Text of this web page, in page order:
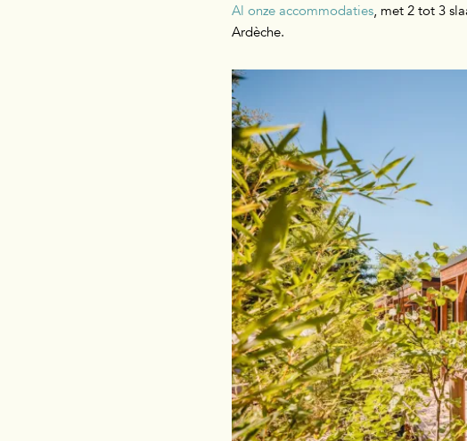
Al onze accommodaties, met 2 tot 3
Ardèche.